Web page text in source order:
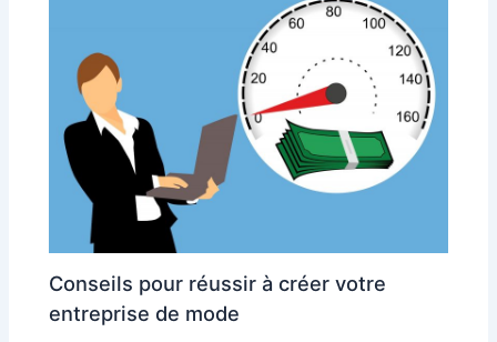
Conseils pour réussir à créer votre
entreprise de mode